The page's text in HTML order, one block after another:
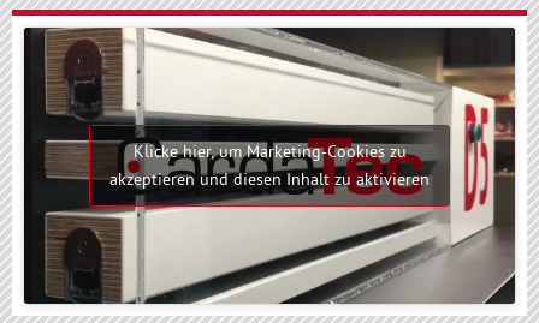
Klicke hier, um Marketing-Cookies zu
akzeptieren und diesen Inhalt zu aktivieren